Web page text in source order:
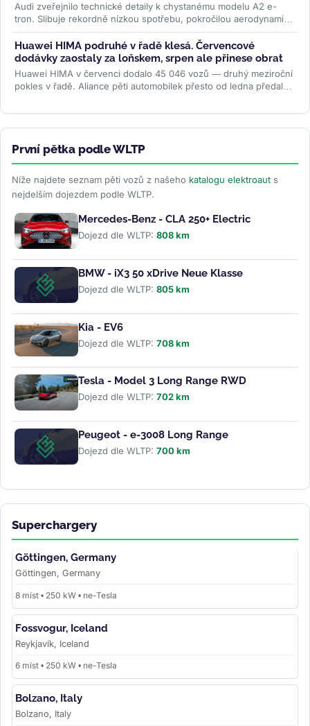
Audi zveřejnilo technické detaily k chystanému modelu A2 e-
tron. Slibuje rekordně nízkou spotřebu, pokročilou aerodynamiku
i LFP baterii....>>
Huawei HIMA podruhé v řadě klesá. Červencové
dodávky zaostaly za loňskem, srpen ale přinese obrat
Huawei HIMA v červenci dodalo 45 046 vozů — druhý meziroční
pokles v řadě. Aliance pěti automobilek přesto od ledna předala
První pětka podle WLTP
Níže najdete seznam pěti vozů z našeho katalogu elektroaut s
nejdelším dojezdem podle WLTP.
Mercedes-Benz - CLA 250+ Electric
Dojezd dle WLTP: 808 km
BMW - iX3 50 xDrive Neue Klasse
Dojezd dle WLTP: 805 km
Kia - EV6
Dojezd dle WLTP: 708 km
Tesla - Model 3 Long Range RWD
Dojezd dle WLTP: 702 km
Peugeot - e-3008 Long Range
Dojezd dle WLTP: 700 km
Superchargery
Göttingen, Germany
Göttingen, Germany
8 míst • 250 kW • ne-Tesla
Fossvogur, Iceland
Reykjavík, Iceland
6 míst • 250 kW • ne-Tesla
Bolzano, Italy
Bolzano, Italy